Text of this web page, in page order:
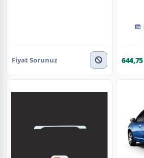
Fiyat Sorunuz